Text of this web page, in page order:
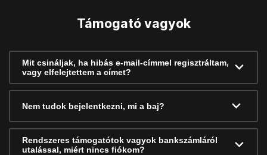
Támogató vagyok
Mit csináljak, ha hibás e-mail-címmel regisztráltam,
vagy elfelejtettem a címet?
Nem tudok bejelentkezni, mi a baj?
Rendszeres támogatótok vagyok bankszámláról
utalással, miért nincs fiókom?